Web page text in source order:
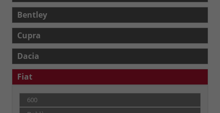
Bentley
Cupra
Dacia
Fiat
600